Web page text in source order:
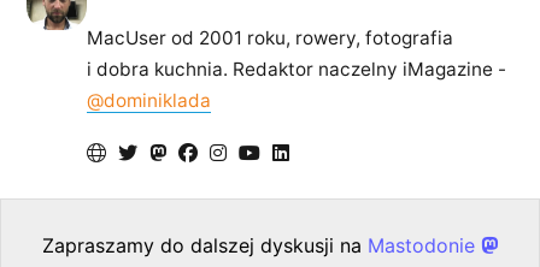
MacUser od 2001 roku, rowery, fotografia
i dobra kuchnia. Redaktor naczelny iMagazine -
@dominiklada
Zapraszamy do dalszej dyskusji na Mastodonie